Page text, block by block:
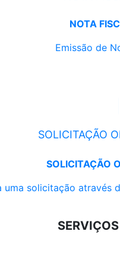
NOTA
Emissão de
SOLICITAÇÃO
SOLICITAÇÃO
uma solicitação através